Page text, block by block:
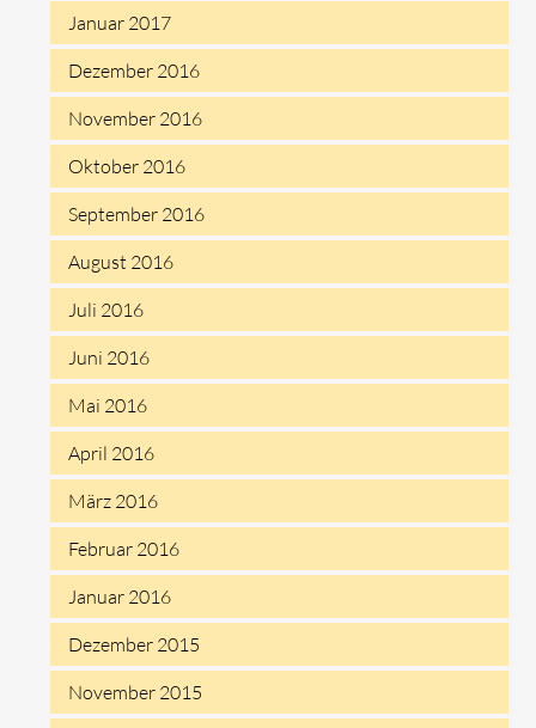
Januar 2017
Dezember 2016
November 2016
Oktober 2016
September 2016
August 2016
Juli 2016
Juni 2016
Mai 2016
April 2016
März 2016
Februar 2016
Januar 2016
Dezember 2015
November 2015